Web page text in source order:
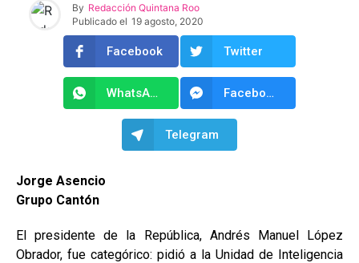
By Redacción Quintana Roo
Publicado el 19 agosto, 2020
Facebook Twitter
WhatsApp Facebook Messenger
Telegram
Jorge Asencio
Grupo Cantón
El presidente de la República, Andrés Manuel López
Obrador, fue categórico: pidió a la Unidad de Inteligencia